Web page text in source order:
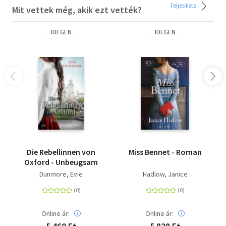
Mit vettek még, akik ezt vették? Teljes lista
IDEGEN
Die Rebellinnen von
Oxford - Unbeugsam
Dunmore, Evie
Online ár:
IDEGEN
Miss Bennet - Roman
Hadlow, Janice
Online ár: